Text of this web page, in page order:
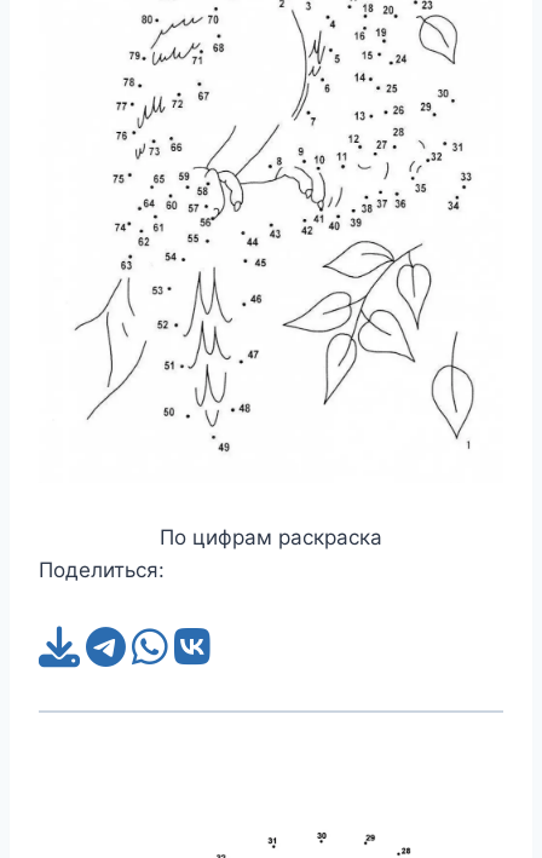
По цифрам раскраска
Поделиться: